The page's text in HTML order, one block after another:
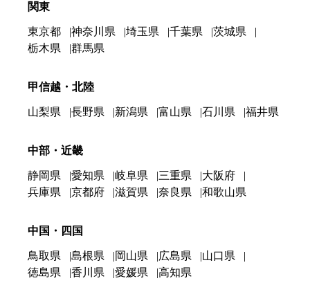
関東
東京都 神奈川県 埼玉県 千葉県
茨城県
栃木県
群馬県
甲信越・北陸
山梨県 長野県 新潟県 富山県 石川県 福井県
中部・近畿
静岡県 愛知県 岐阜県 三重県
大阪府
兵庫県
京都府 滋賀県 奈良県 和歌山県
中国・四国
鳥取県 島根県 岡山県 広島県
山口県
徳島県
香川県 愛媛県 高知県